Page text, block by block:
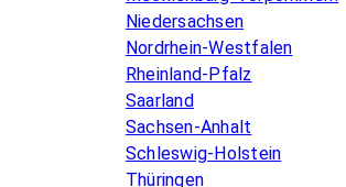
Niedersachsen
Nordrhein-Westfalen
Rheinland-Pfalz
Saarland
Sachsen-Anhalt
Schleswig-Holstein
Thüringen